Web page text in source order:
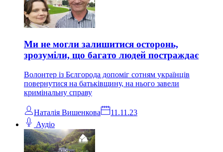
Ми не могли залишитися осторонь,
зрозуміли, що багато людей постраждає
Волонтер із Бєлгорода допоміг сотням українців
повернутися на батьківщину, на нього завели
кримінальну справу
Наталія Вишенкова
11.11.23
Аудіо